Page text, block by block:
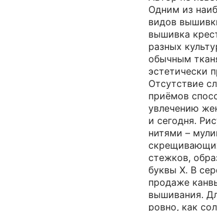
Одним из
видов
вышивка
разных
обычным
эстетически
Отсутствие
приёмов
увлечению
и сегодня.
нитями –
стежков,
буквы Х. В
продаже
вышивания.
ровно, как